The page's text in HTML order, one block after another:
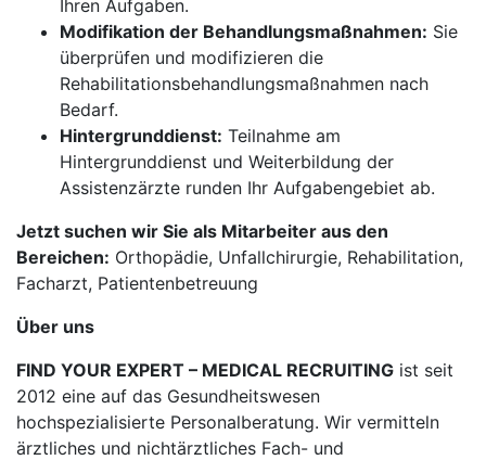
Ihren Aufgaben.
Modifikation der Behandlungsmaßnahmen: Sie
überprüfen und modifizieren die
Rehabilitationsbehandlungsmaßnahmen nach
Bedarf.
Hintergrunddienst: Teilnahme am
Hintergrunddienst und Weiterbildung der
Assistenzärzte runden Ihr Aufgabengebiet ab.
Jetzt suchen wir Sie als Mitarbeiter aus den
Bereichen: Orthopädie, Unfallchirurgie, Rehabilitation,
Facharzt, Patientenbetreuung
Über uns
FIND YOUR EXPERT – MEDICAL RECRUITING ist seit
2012 eine auf das Gesundheitswesen
hochspezialisierte Personalberatung. Wir vermitteln
ärztliches und nichtärztliches Fach- und